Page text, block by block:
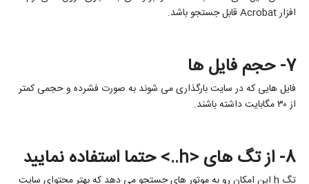
افزارAcrobat قابل جستجو باشد.
7- حجم فایل ها
فایل هایی که در سایت بارگذاری می شوند به صورت فشرده و حجمی کمتر
از ۳۰ مگابایت داشته باشند.
8- از تگ های < h..> حتما استفاده نمایید
تگ h این امکان رو به موتور های جستجو می دهد که بهتر محتوای سایت